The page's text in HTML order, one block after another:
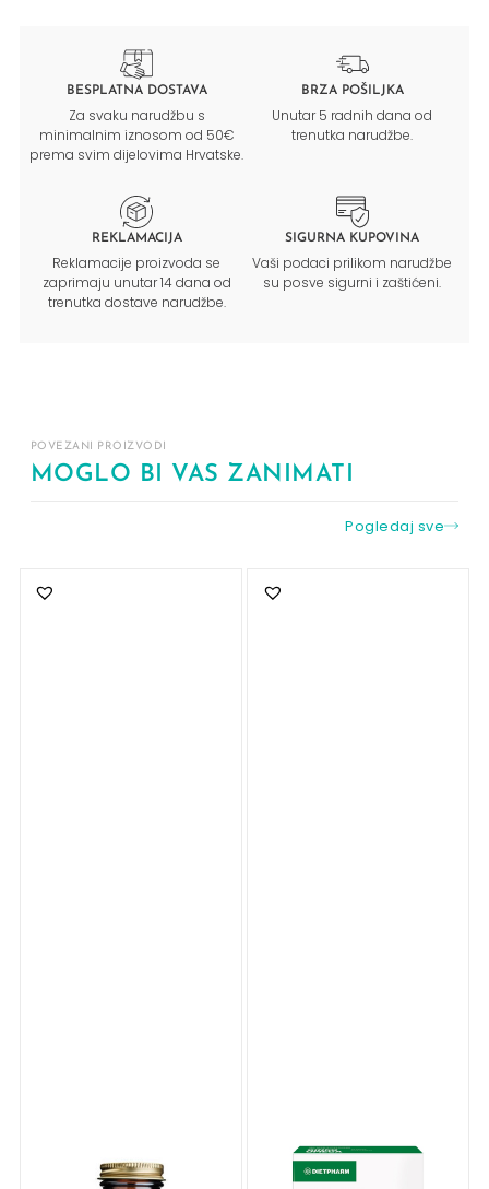
BESPLATNA DOSTAVA
Za svaku narudžbu s
minimalnim iznosom od 50€
prema svim dijelovima Hrvatske.
BRZA POŠILJKA
Unutar 5 radnih dana od
trenutka narudžbe.
REKLAMACIJA
Reklamacije proizvoda se
zaprimaju unutar 14 dana od
trenutka dostave narudžbe.
SIGURNA KUPOVINA
Vaši podaci prilikom narudžbe
su posve sigurni i zaštićeni.
POVEZANI PROIZVODI
MOGLO BI VAS ZANIMATI
Pogledaj sve